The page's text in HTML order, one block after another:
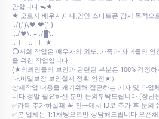
안합니다.ᯓ★
★-오로지 배우자,아내,연인 스마트폰 감시 목적
../(,")\♥ ♥(".)
.../♥\. = ./█\.
.._| |_ .._| |_ ★
⭕저희 작업은 배우자의 외도, 가족과 자녀들의
을 위한 작업입니다.
(★의뢰인들의 보안과 관련된 부분은 100% 걱정하
다.비밀보장 보안철저 정확 안전★）
상세작업 내용을 캐기위해 접근하는 기자 및 타업
니다 정말 필요하신 분만 문의부탁드립니다 (장난
✅카톡 추가하실때 꼭 친구에서 ID로 추가 후 문의
✅본 업체는 1:1채팅으로만 상담해드립니다 오픈